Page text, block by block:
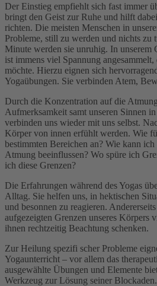
Der Einstieg empfiehlt sich fast immer
bringt den Geist zur Ruhe und hilft
richten. Die meisten Menschen in
Probleme, still zu werden und nichts zu
Minute werden sie unruhig. In unserem
ist immens viel Spannung
möchte. Hierzu eignen sich
Yogaübungen. Sie verbinden Atem,
Durch die Konzentration auf die
Aufmerksamkeit samt unseren Sinnen
verbinden uns wieder mit uns selbst.
Körper von innen erfühlt werden. Wie
bestimmten Bereichen an? Wie kann
Atmung beeinflussen? Wo spüre ich
ich diese Grenzen?
Die Erfahrungen während des Yogas
Alltag. Sie helfen uns, in hektischen
und besonnen zu reagieren.
aufgezeigten Grenzen unseres Körpers
ihnen rechtzeitig Beachtung schenken.
Zur Heilung spezifi scher Probleme
Yogaunterricht – vor allem das
ausgewählte Übungen und Elemente
Werkzeug zur Lösung seiner Blockaden.